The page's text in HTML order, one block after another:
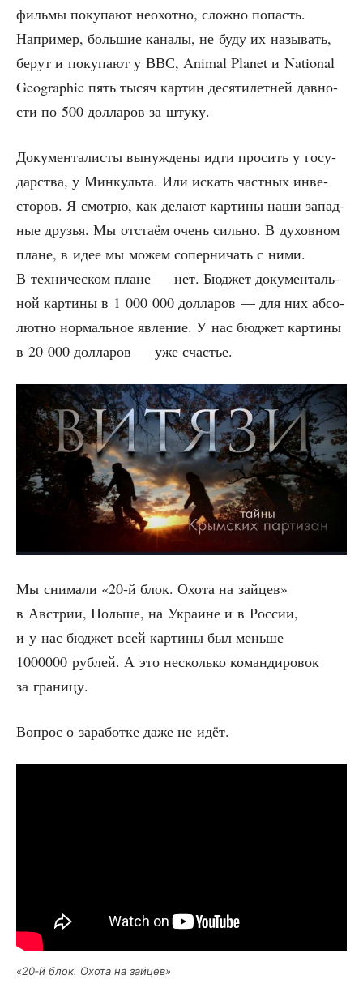
филь­мы поку­па­ют неохот­но, слож­но попасть.
Напри­мер, боль­шие кана­лы, не буду их назы­вать,
берут и поку­па­ют у ВВС, Animal Planet и National
Geographic пять тысяч кар­тин деся­ти­лет­ней дав­но­
сти по 500 дол­ла­ров за штуку.
Доку­мен­та­ли­сты вынуж­де­ны идти про­сить у госу­
дар­ства, у Мин­куль­та. Или искать част­ных инве­
сто­ров. Я смот­рю, как дела­ют кар­ти­ны наши запад­
ные дру­зья. Мы отста­ём очень силь­но. В духов­ном
плане, в идее мы можем сопер­ни­чать с ними.
В тех­ни­че­ском плане — нет. Бюд­жет доку­мен­таль­
ной кар­ти­ны в 1 000 000 дол­ла­ров — для них абсо­
лют­но нор­маль­ное явле­ние. У нас бюд­жет кар­ти­ны
в 20 000 дол­ла­ров — уже счастье.
Мы сни­ма­ли «20‑й блок. Охо­та на зай­цев»
в Австрии, Поль­ше, на Укра­ине и в Рос­сии,
и у нас бюд­жет всей кар­ти­ны был мень­ше
1000000 руб­лей. А это несколь­ко коман­ди­ро­вок
за границу.
Вопрос о зара­бот­ке даже не идёт.
«20‑й блок. Охо­та на зайцев»